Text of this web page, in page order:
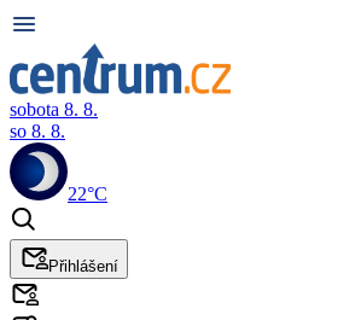
sobota 8. 8.
so 8. 8.
22°C
Přihlášení